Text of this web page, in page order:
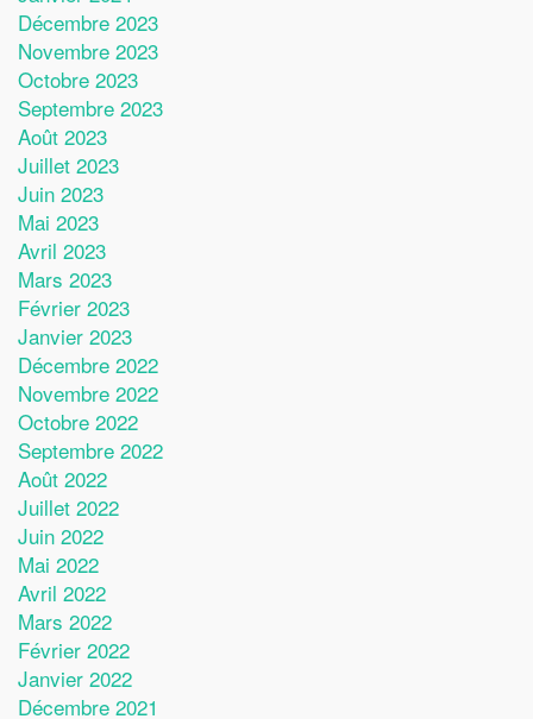
Décembre 2023
Novembre 2023
Octobre 2023
Septembre 2023
Août 2023
Juillet 2023
Juin 2023
Mai 2023
Avril 2023
Mars 2023
Février 2023
Janvier 2023
Décembre 2022
Novembre 2022
Octobre 2022
Septembre 2022
Août 2022
Juillet 2022
Juin 2022
Mai 2022
Avril 2022
Mars 2022
Février 2022
Janvier 2022
Décembre 2021